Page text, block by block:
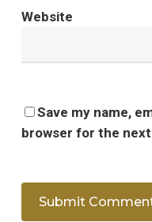
Website
Save my name,
browser for the